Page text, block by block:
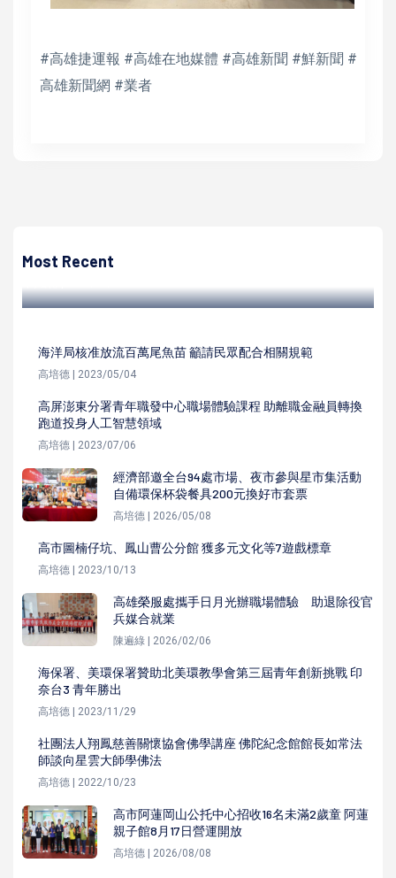
#高雄捷運報 #高雄在地媒體 #高雄新聞 #鮮新聞 #
高雄新聞網 #業者
Most Recent
奇珍園巡禮魚蝦貝類生態
海洋局核准放流百萬尾魚苗 籲請民眾配合相關規範
高培德 | 2023/05/04
高屏澎東分署青年職發中心職場體驗課程 助離職金融員轉換
跑道投身人工智慧領域
高培德 | 2023/07/06
經濟部邀全台94處市場、夜市參與星市集活動
自備環保杯袋餐具200元換好市套票
高培德 | 2026/05/08
高市圖楠仔坑、鳳山曹公分館 獲多元文化等7遊戲標章
高培德 | 2023/10/13
高雄榮服處攜手日月光辦職場體驗 助退除役官
兵媒合就業
陳遍綠 | 2026/02/06
海保署、美環保署贊助北美環教學會第三屆青年創新挑戰 印
奈台3 青年勝出
高培德 | 2023/11/29
社團法人翔鳳慈善關懷協會佛學講座 佛陀紀念館館長如常法
師談向星雲大師學佛法
高培德 | 2022/10/23
高市阿蓮岡山公托中心招收16名未滿2歲童 阿蓮
親子館8月17日營運開放
高培德 | 2026/08/08